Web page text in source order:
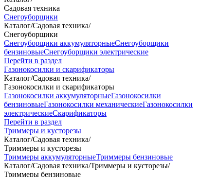
Садовая техника
Снегоуборщики
Каталог/Садовая техника/
Снегоуборщики
Снегоуборщики аккумуляторныеСнегоуборщики
бензиновыеСнегоуборщики электрические
Перейти в раздел
Газонокосилки и скарификаторы
Каталог/Садовая техника/
Газонокосилки и скарификаторы
Газонокосилки аккумуляторныеГазонокосилки
бензиновыеГазонокосилки механическиеГазонокосилки
электрическиеСкарификаторы
Перейти в раздел
Триммеры и кусторезы
Каталог/Садовая техника/
Триммеры и кусторезы
Триммеры аккумуляторныеТриммеры бензиновые
Каталог/Садовая техника/Триммеры и кусторезы/
Триммеры бензиновые